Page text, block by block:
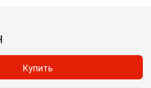
Купить